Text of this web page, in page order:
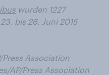
wurden 1227
bis 26. Juni 2015
Press Association
AP/Press Association